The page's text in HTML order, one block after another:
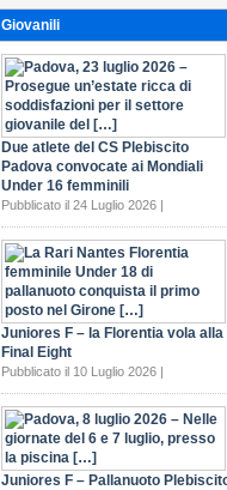
Giovanili
Due atlete del CS Plebiscito
Padova convocate ai Mondiali
Under 16 femminili
Pubblicato il 24 Luglio 2026 |
Juniores F – la Florentia vola alla
Final Eight
Pubblicato il 10 Luglio 2026 |
Juniores F – Pallanuoto